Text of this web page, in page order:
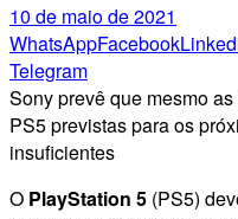
10 de maio de 2021
WhatsAppFacebook
Telegram
Sony prevê que mesmo
PS5 previstas para os
insuficientes
O PlayStation 5 (PS5)